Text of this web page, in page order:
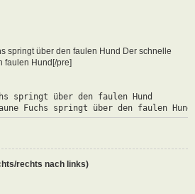
springt über den faulen Hund Der schnelle
faulen Hund[/pre]
springt über den faulen Hund
Fuchs springt über den faulen Hund
rechts nach links)